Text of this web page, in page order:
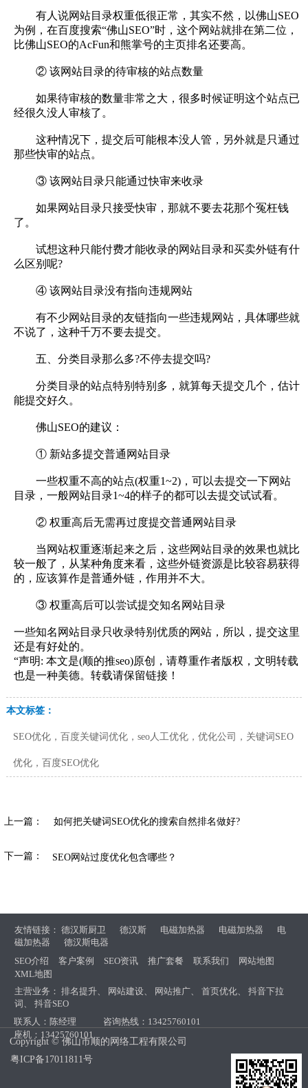
有人说网站目录权重低很正常，其实不然，以佛山SEO
为例，在百度搜索“佛山SEO”时，这个网站就排在第二位，
比佛山SEO的AcFun和熊掌号的主页排名还要高。
② 该网站目录的待审核的站点数量
如果待审核的数量非常之大，很多时候证明这个站点已
经很久没人审核了。
这种情况下，提交后可能根本没人管，另外就是只通过
那些快审的站点。
③ 该网站目录只能通过快审来收录
如果网站目录只接受快审，那就不要去花那个冤枉钱
了。
试想这种只能付费才能收录的网站目录和买卖外链有什
么区别呢?
④ 该网站目录没有指向违规网站
有不少网站目录的友链指向一些违规网站，具体哪些就
不说了，这种千万不要去提交。
五、分类目录那么多?不停去提交吗?
分类目录的站点特别特别多，就算每天提交几个，估计
能提交好久。
佛山SEO的建议：
① 新站多提交普通网站目录
一些权重不高的站点(权重1~2)，可以去提交一下网站
目录，一般网站目录1~4的样子的都可以去提交试试看。
② 权重高后无需再过度提交普通网站目录
当网站权重逐渐起来之后，这些网站目录的效果也就比
较一般了，从某种角度来看，这些外链资源是比较容易获得
的，应该算作是普通外链，作用并不大。
③ 权重高后可以尝试提交知名网站目录
一些知名网站目录只收录特别优质的网站，所以，提交这里
还是有好处的。
“声明: 本文是(顺的推seo)原创，请尊重作者版权，文明转载
也是一种美德。转载请保留链接！
本文标签：
SEO优化，百度关键词优化，seo人工优化，优化公司，关键词SEO
优化，百度SEO优化
上一篇： 如何把关键词SEO优化的搜索自然排名做好?
下一篇： SEO网站过度优化包含哪些？
友情链接：德汉斯厨卫 德汉斯 电磁加热器 电磁加热器
电
磁加热器
德汉斯电器
SEO介绍
客户案例 SEO资讯 推广套餐 联系我们
网站地图
XML地图
主营业务：排名提升、 网站建设、 网站推广、首页优化、抖音下拉
词 、抖音SEO
联系人：陈经理
咨询热线：13425760101
座机：13425760101
Copyright © 佛山市顺的网络工程有限公司
粤ICP备17011811号